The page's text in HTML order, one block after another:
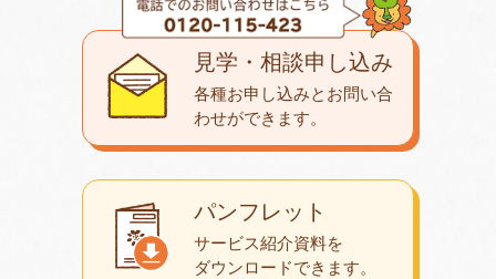
パンフレット
サービス紹介資料を
ダウンロードできます。
見学・相談申し込み
各種お申し込みとお問い合
わせができます。